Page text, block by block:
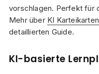
vorschlagen. Perfekt für
Mehr über KI Karteikarten
detaillierten Guide.
KI-basierte